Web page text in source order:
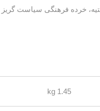
خرده فرهنگی سیاست گریز
1.45 kg